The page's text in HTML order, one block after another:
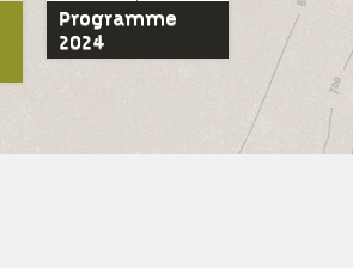
Programme
2024